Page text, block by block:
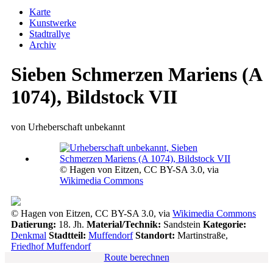
Karte
Kunstwerke
Stadtrallye
Archiv
Sieben Schmerzen Mariens (A
1074), Bildstock VII
von Urheberschaft unbekannt
© Hagen von Eitzen, CC BY-SA 3.0, via
Wikimedia Commons
© Hagen von Eitzen, CC BY-SA 3.0, via Wikimedia Commons
Datierung: 18. Jh. Material/Technik: Sandstein Kategorie:
Denkmal Stadtteil: Muffendorf Standort: Martinstraße,
Friedhof Muffendorf
Route berechnen